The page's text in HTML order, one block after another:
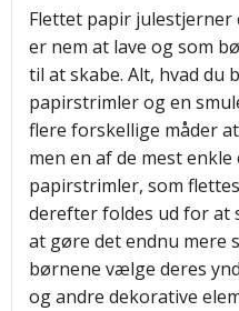
Flettet papir julestjerner
er nem at lave og som
til at skabe. Alt, hvad du
papirstrimler og en
flere forskellige måder
men en af de mest
papirstrimler, som
derefter foldes ud for at
at gøre det endnu mere
børnene vælge deres
og andre dekorative